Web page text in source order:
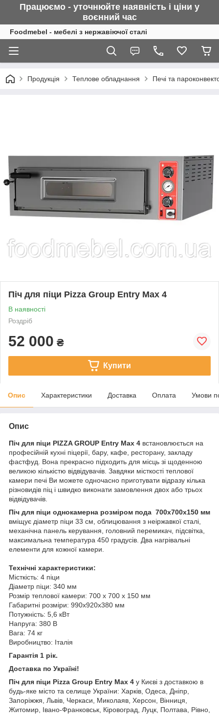
Працюємо - уточнюйте наявність і ціни у
воєнний час
Foodmebel - мебелі з нержавіючої сталі
Продукція Теплове обладнання Печі та
Піч для піци Pizza Group Entry Max 4
В наявності
Роздріб
52 000 ₴
Купити
Опис Характеристики Доставка Оплата Умови
Опис
Піч для піци PIZZA GROUP Entry Max 4 встановлюється на
професійній кухні піцерії, бару, кафе, ресторану, закладу
фастфуд. Вона прекрасно підходить для місць зі щоденною
великою кількістю відвідувачів. Завдяки місткості теплової
камери печі Ви можете одночасно приготувати відразу кілька
різновидів піц і швидко виконати замовлення двох або трьох
відвідувачів.
Піч для піци однокамерна розміром пода 700х700х150 мм
вміщує діаметр піци 33 см, облицювання з неіржавкої сталі,
механічна панель керування, головний перемикач, підсвітка,
максимальна температура 450 градусів. Два нагрівальні
елементи для кожної камери.
Технічні характеристики:
Місткість: 4 піци
Діаметр піци: 340 мм
Розмір теплової камери: 700 х 700 х 150 мм
Габаритні розміри: 990x920x380 мм
Потужність: 5,6 кВт
Напруга: 380 В
Вага: 74 кг
Виробництво: Італія
Гарантія 1 рік.
Доставка по Україні!
Піч для піци Pizza Group Entry Max 4 у Києві з доставкою в
будь-яке місто та селище України: Харків, Одеса, Дніпр,
Запоріжжя, Львів, Черкаси, Миколаяв, Херсон, Вінниця,
Житомир, Івано-Франковськ, Кіровоград, Луцк, Полтава, Рівно,